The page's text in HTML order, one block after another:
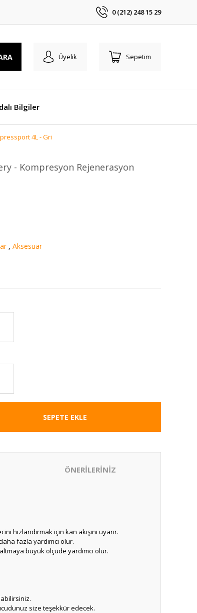
0 (212) 248 15 29
Üyelik Sepetim
Bilgiler
4L - Gri
- Kompresyon Rejenerasyon
, Aksesuar
SEPETE EKLE
ÖNERİLERİNİZ
hızlandırmak için kan akışını uyarır.
fazla yardımcı olur.
büyük ölçüde yardımcı olur.
size teşekkür edecek.